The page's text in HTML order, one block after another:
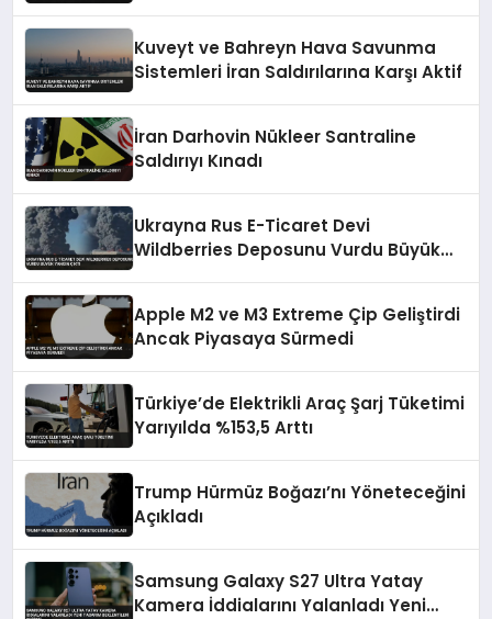
Kuveyt ve Bahreyn Hava Savunma
Sistemleri İran Saldırılarına Karşı Aktif
İran Darhovin Nükleer Santraline
Saldırıyı Kınadı
Ukrayna Rus E-Ticaret Devi
Wildberries Deposunu Vurdu Büyük
Apple M2 ve M3 Extreme Çip Geliştirdi
Ancak Piyasaya Sürmedi
Türkiye’de Elektrikli Araç Şarj Tüketimi
Yarıyılda %153,5 Arttı
Trump Hürmüz Boğazı’nı Yöneteceğini
Açıkladı
Samsung Galaxy S27 Ultra Yatay
Kamera İddialarını Yalanladı Yeni